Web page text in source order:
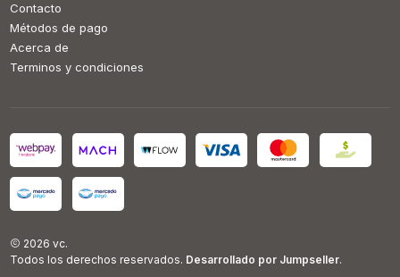
Contacto
Métodos de pago
Acerca de
Terminos y condiciones
2026 vc.
Todos los derechos reservados. Desarrollado por Jumpseller.